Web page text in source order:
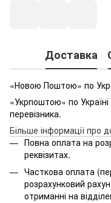
Доставка
«Новою Поштою» по
«Укрпоштою» по
перевізника.
Більше інформації про
Повна оплата на
реквізитах.
Часткова оплата
розрахунковий
отриманні на